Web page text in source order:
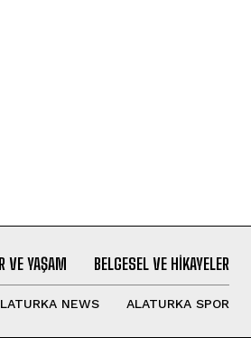
VE YAŞAM BELGESEL VE HIKAYELER
NEWS ALATURKA SPOR